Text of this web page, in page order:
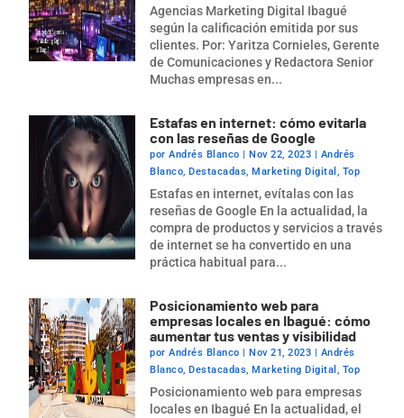
Agencias Marketing Digital Ibagué
según la calificación emitida por sus
clientes. Por: Yaritza Cornieles, Gerente
de Comunicaciones y Redactora Senior
Muchas empresas en...
Estafas en internet: cómo evitarla
con las reseñas de Google
porAndrés Blanco |Nov 22, 2023 | Andrés
Blanco,Destacadas,Marketing Digital , Top
Estafas en internet, evítalas con las
reseñas de Google En la actualidad, la
compra de productos y servicios a través
de internet se ha convertido en una
práctica habitual para...
Posicionamiento web para
empresas locales en Ibagué: cómo
aumentar tus ventas y visibilidad
porAndrés Blanco |Nov 21, 2023 | Andrés
Blanco,Destacadas,Marketing Digital , Top
Posicionamiento web para empresas
locales en Ibagué En la actualidad, el